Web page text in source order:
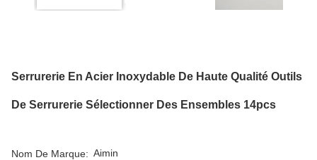
Serrurerie En Acier Inoxydable De Haute Qualité Outils
De Serrurerie Sélectionner Des Ensembles 14pcs
Nom De Marque: Aimin